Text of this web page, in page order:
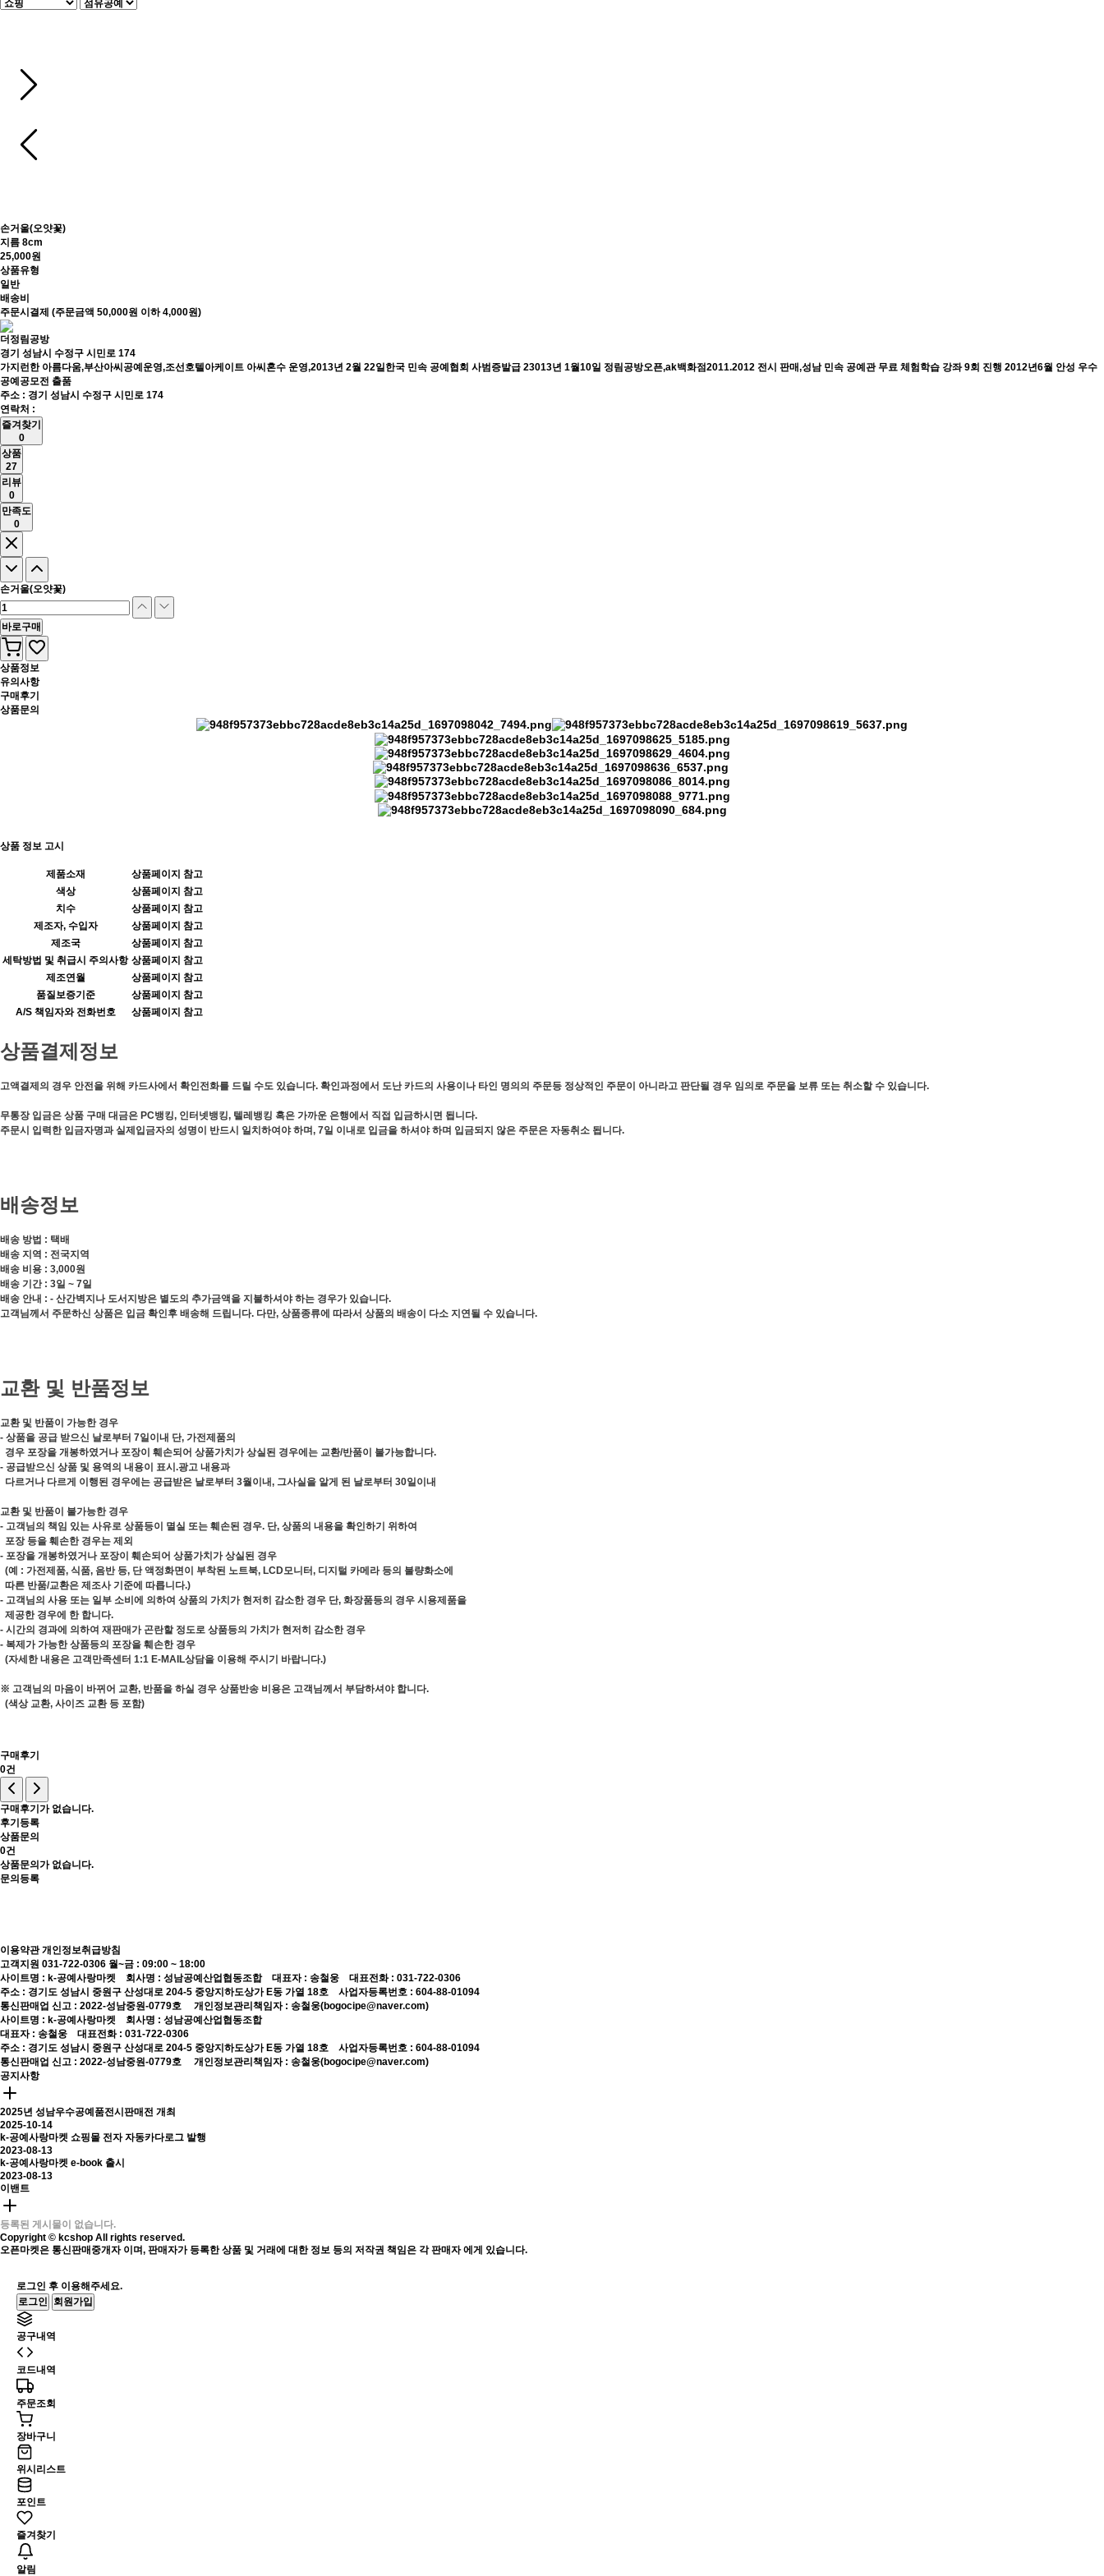
손거울(오얏꽃)
지름 8cm
25,000원
상품유형
일반
배송비
주문시결제 (주문금액 50,000원 이하 4,000원)
더정림공방
경기 성남시 수정구 시민로 174
가지런한 아름다움,부산아씨공예운영,조선호텔아케이트 아씨혼수 운영,2013년 2월 22일한국 민속 공예협회 사범증발급 23013년 1월10일 정림공방오픈,ak백화점2011.2012 전시 판매,성남 민속 공예관 무료 체험학습 강좌 9회 진행 2012년6월 안성 우수
공예공모전 출품
주소 : 경기 성남시 수정구 시민로 174
연락처 :
즐겨찾기
0
상품
27
리뷰
0
만족도
0
손거울(오얏꽃)
바로구매
상품정보
유의사항
구매후기
상품문의
상품 정보 고시
제품소재
상품페이지 참고
색상
상품페이지 참고
치수
상품페이지 참고
제조자, 수입자
상품페이지 참고
제조국
상품페이지 참고
세탁방법 및 취급시 주의사항 상품페이지 참고
제조연월
상품페이지 참고
품질보증기준
상품페이지 참고
A/S 책임자와 전화번호
상품페이지 참고
상품결제정보
고액결제의 경우 안전을 위해 카드사에서 확인전화를 드릴 수도 있습니다. 확인과정에서 도난 카드의 사용이나 타인 명의의 주문등 정상적인 주문이 아니라고 판단될 경우 임의로 주문을 보류 또는 취소할 수 있습니다.
무통장 입금은 상품 구매 대금은 PC뱅킹, 인터넷뱅킹, 텔레뱅킹 혹은 가까운 은행에서 직접 입금하시면 됩니다.
주문시 입력한 입금자명과 실제입금자의 성명이 반드시 일치하여야 하며, 7일 이내로 입금을 하셔야 하며 입금되지 않은 주문은 자동취소 됩니다.
배송정보
배송 방법 : 택배
배송 지역 : 전국지역
배송 비용 : 3,000원
배송 기간 : 3일 ~ 7일
배송 안내 : - 산간벽지나 도서지방은 별도의 추가금액을 지불하셔야 하는 경우가 있습니다.
고객님께서 주문하신 상품은 입금 확인후 배송해 드립니다. 다만, 상품종류에 따라서 상품의 배송이 다소 지연될 수 있습니다.
교환 및 반품정보
교환 및 반품이 가능한 경우
- 상품을 공급 받으신 날로부터 7일이내 단, 가전제품의
경우 포장을 개봉하였거나 포장이 훼손되어 상품가치가 상실된 경우에는 교환/반품이 불가능합니다.
- 공급받으신 상품 및 용역의 내용이 표시.광고 내용과
다르거나 다르게 이행된 경우에는 공급받은 날로부터 3월이내, 그사실을 알게 된 날로부터 30일이내
교환 및 반품이 불가능한 경우
- 고객님의 책임 있는 사유로 상품등이 멸실 또는 훼손된 경우. 단, 상품의 내용을 확인하기 위하여
포장 등을 훼손한 경우는 제외
- 포장을 개봉하였거나 포장이 훼손되어 상품가치가 상실된 경우
(예 : 가전제품, 식품, 음반 등, 단 액정화면이 부착된 노트북, LCD모니터, 디지털 카메라 등의 불량화소에
따른 반품/교환은 제조사 기준에 따릅니다.)
- 고객님의 사용 또는 일부 소비에 의하여 상품의 가치가 현저히 감소한 경우 단, 화장품등의 경우 시용제품을
제공한 경우에 한 합니다.
- 시간의 경과에 의하여 재판매가 곤란할 정도로 상품등의 가치가 현저히 감소한 경우
- 복제가 가능한 상품등의 포장을 훼손한 경우
(자세한 내용은 고객만족센터 1:1 E-MAIL상담을 이용해 주시기 바랍니다.)
※ 고객님의 마음이 바뀌어 교환, 반품을 하실 경우 상품반송 비용은 고객님께서 부담하셔야 합니다.
(색상 교환, 사이즈 교환 등 포함)
구매후기
0건
구매후기가 없습니다.
후기등록
상품문의
0건
상품문의가 없습니다.
문의등록
이용약관 개인정보취급방침
고객지원 031-722-0306 월~금 : 09:00 ~ 18:00
사이트명 : k-공예사랑마켓 회사명 : 성남공예산업협동조합 대표자 : 송철웅 대표전화 : 031-722-0306
주소 : 경기도 성남시 중원구 산성대로 204-5 중앙지하도상가 E동 가열 18호 사업자등록번호 : 604-88-01094
통신판매업 신고 : 2022-성남중원-0779호 개인정보관리책임자 : 송철웅(bogocipe@naver.com)
사이트명 : k-공예사랑마켓 회사명 : 성남공예산업협동조합
대표자 : 송철웅 대표전화 : 031-722-0306
주소 : 경기도 성남시 중원구 산성대로 204-5 중앙지하도상가 E동 가열 18호 사업자등록번호 : 604-88-01094
통신판매업 신고 : 2022-성남중원-0779호 개인정보관리책임자 : 송철웅(bogocipe@naver.com)
공지사항
2025년 성남우수공예품전시판매전 개최
2025-10-14
k-공예사랑마켓 쇼핑몰 전자 자동카다로그 발행
2023-08-13
k-공예사랑마켓 e-book 출시
2023-08-13
이밴트
등록된 게시물이 없습니다.
Copyright © kcshop All rights reserved.
오픈마켓은 통신판매중개자 이며, 판매자가 등록한 상품 및 거래에 대한 정보 등의 저작권 책임은 각 판매자 에게 있습니다.
로그인 후 이용해주세요.
로그인
회원가입
공구내역
코드내역
주문조회
장바구니
위시리스트
포인트
즐겨찾기
알림